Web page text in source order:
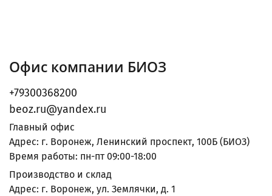
Офис компании БИОЗ
+79300368200
beoz.ru@yandex.ru
Главный офис
Адрес: г. Воронеж, Ленинский проспект, 100Б (БИОЗ)
Время работы: пн-пт 09:00-18:00
Производство и склад
Адрес: г. Воронеж, ул. Землячки, д. 1